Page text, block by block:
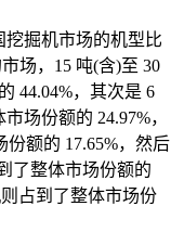
掘机市场的机型比
场，15 吨(含)至 30
44.04%，其次是 6
场份额的 24.97%，
额的 17.65%，然后
了整体市场份额的
占到了整体市场份